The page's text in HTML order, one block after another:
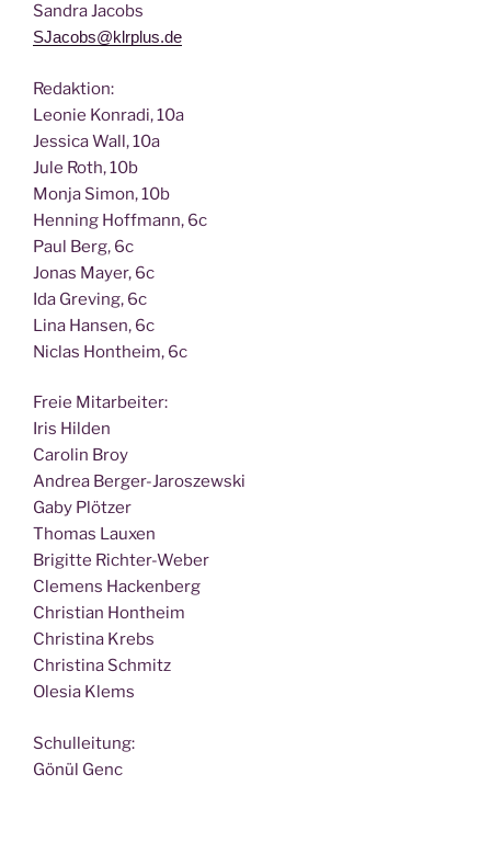
San­dra Jacobs
SJacobs@klrplus.de
Redak­ti­on:
Leo­nie Kon­ra­di, 10a
Jes­si­ca Wall, 10a
Jule Roth, 10b
Mon­ja Simon, 10b
Hen­ning Hoff­mann, 6c
Paul Berg, 6c
Jonas May­er, 6c
Ida Gre­ving, 6c
Lina Han­sen, 6c
Nic­las Hont­heim, 6c
Freie Mit­ar­bei­ter:
Iris Hilden
Caro­lin Broy
Andrea Berger-Jaroszewski
Gaby Plötzer
Tho­mas Lauxen
Bri­git­te Richter-Weber
Cle­mens Hackenberg
Chris­ti­an Hontheim
Chris­ti­na Krebs
Chris­ti­na Schmitz
Ole­sia Klems
Schul­lei­tung:
Gönül Genc